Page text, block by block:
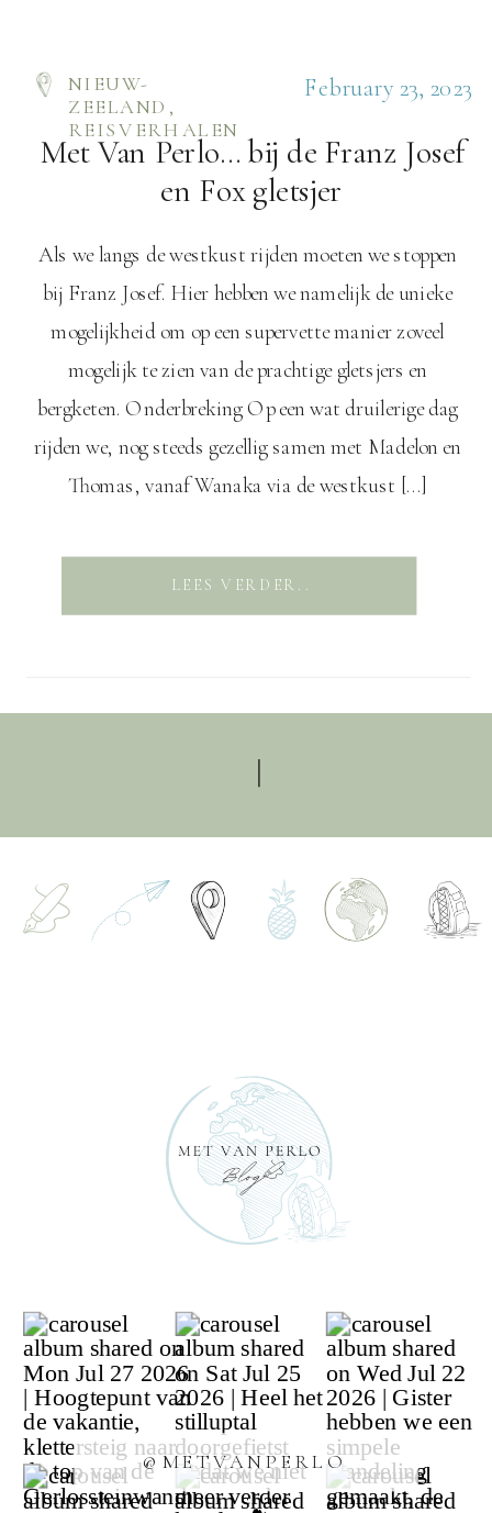
Met Van Perlo… bij de Franz Josef
en Fox gletsjer
Als we langs de westkust rijden moeten we stoppen
bij Franz Josef. Hier hebben we namelijk de unieke
mogelijkheid om op een supervette manier zoveel
mogelijk te zien van de prachtige gletsjers en
bergketen. Onderbreking Op een wat druilerige dag
rijden we, nog steeds gezellig samen met Madelon en
Thomas, vanaf Wanaka via de westkust […]
LEES VERDER..
NIEUW-
ZEELAND ,
REISVERHALEN
February 23, 2023
@METVANPERLO